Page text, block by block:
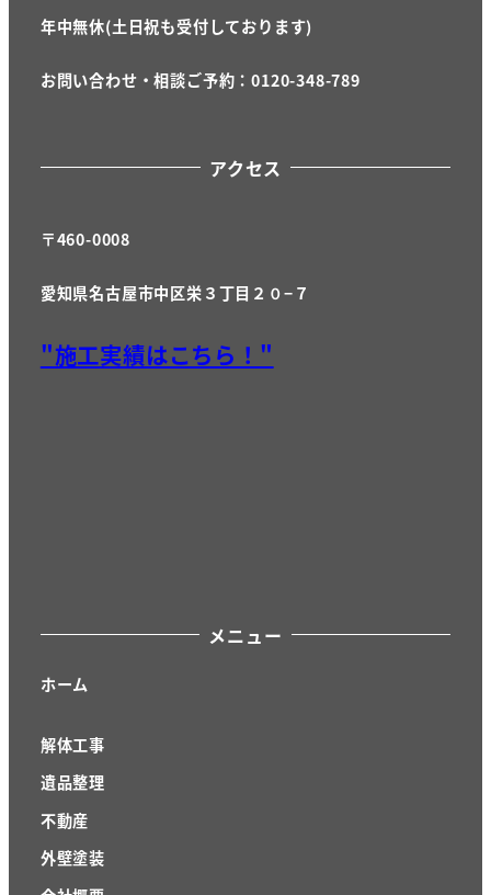
年中無休(土日祝も受付しております)
お問い合わせ・相談ご予約：0120-348-789
アクセス
〒460-0008
愛知県名古屋市中区栄３丁目２０−７
"施工実績はこちら！"
メニュー
ホーム
解体工事
遺品整理
不動産
外壁塗装